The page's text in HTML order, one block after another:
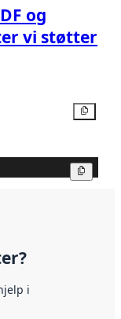
og
vi støtter
i